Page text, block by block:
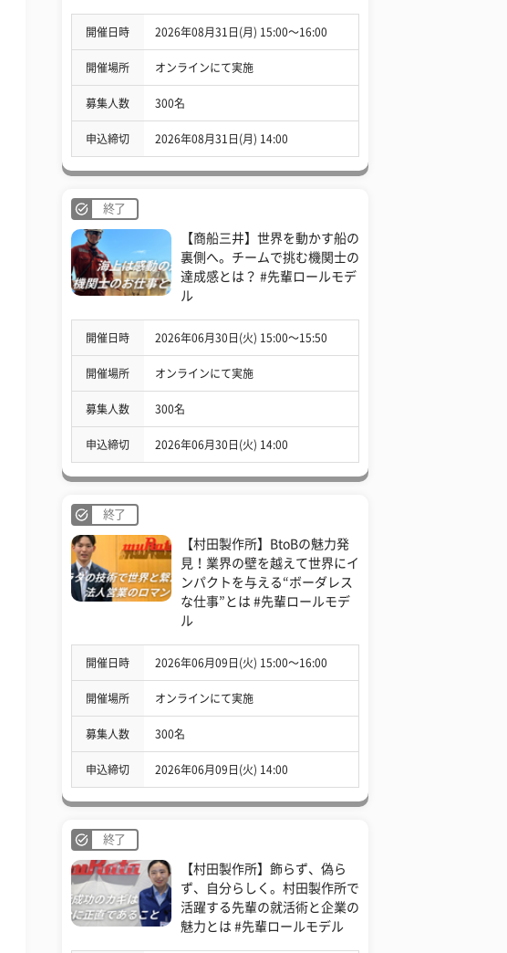
開催日時 2026年08月31日(月) 15:00〜16:00
開催場所 オンラインにて実施
募集人数 300名
申込締切 2026年08月31日(月) 14:00
終了
【商船三井】世界を動かす船の
裏側へ。チームで挑む機関士の
達成感とは？ #先輩ロールモデ
ル
開催日時 2026年06月30日(火) 15:00〜15:50
開催場所 オンラインにて実施
募集人数 300名
申込締切 2026年06月30日(火) 14:00
終了
【村田製作所】BtoBの魅力発
見！業界の壁を越えて世界にイ
ンパクトを与える“ボーダレス
な仕事”とは #先輩ロールモデ
ル
開催日時 2026年06月09日(火) 15:00〜16:00
開催場所 オンラインにて実施
募集人数 300名
申込締切 2026年06月09日(火) 14:00
終了
【村田製作所】飾らず、偽ら
ず、自分らしく。村田製作所で
活躍する先輩の就活術と企業の
魅力とは #先輩ロールモデル